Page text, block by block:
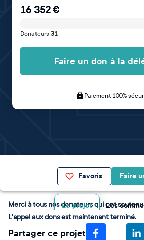
16 352€
Donateurs 31
Faire un don à la
Paiement 100%
Favoris Faire
Le projet Les
Merci à tous nos donateurs qui ont
L'appel aux dons est maintenant terminé.
Partager ce projet